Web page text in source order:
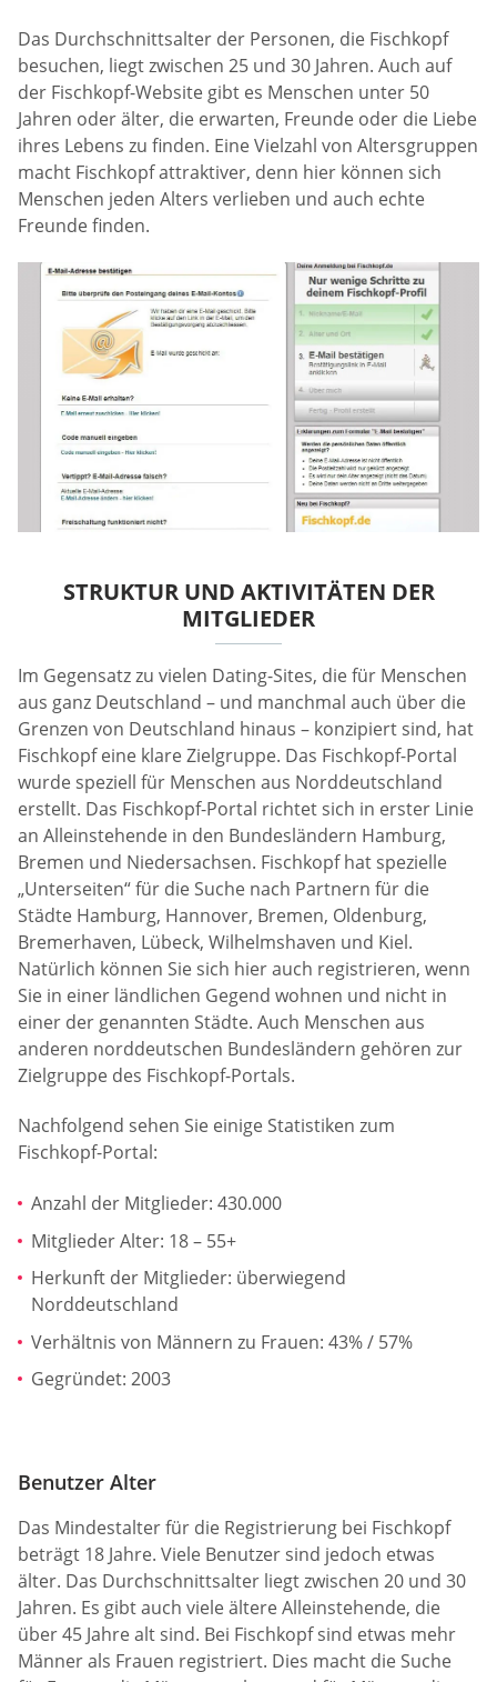
Das Durchschnittsalter der Personen, die Fischkopf
besuchen, liegt zwischen 25 und 30 Jahren. Auch auf
der Fischkopf-Website gibt es Menschen unter 50
Jahren oder älter, die erwarten, Freunde oder die Liebe
ihres Lebens zu finden. Eine Vielzahl von Altersgruppen
macht Fischkopf attraktiver, denn hier können sich
Menschen jeden Alters verlieben und auch echte
Freunde finden.
STRUKTUR UND AKTIVITÄTEN DER
MITGLIEDER
Im Gegensatz zu vielen Dating-Sites, die für Menschen
aus ganz Deutschland – und manchmal auch über die
Grenzen von Deutschland hinaus – konzipiert sind, hat
Fischkopf eine klare Zielgruppe. Das Fischkopf-Portal
wurde speziell für Menschen aus Norddeutschland
erstellt. Das Fischkopf-Portal richtet sich in erster Linie
an Alleinstehende in den Bundesländern Hamburg,
Bremen und Niedersachsen. Fischkopf hat spezielle
„Unterseiten“ für die Suche nach Partnern für die
Städte Hamburg, Hannover, Bremen, Oldenburg,
Bremerhaven, Lübeck, Wilhelmshaven und Kiel.
Natürlich können Sie sich hier auch registrieren, wenn
Sie in einer ländlichen Gegend wohnen und nicht in
einer der genannten Städte. Auch Menschen aus
anderen norddeutschen Bundesländern gehören zur
Zielgruppe des Fischkopf-Portals.
Nachfolgend sehen Sie einige Statistiken zum
Fischkopf-Portal:
Anzahl der Mitglieder: 430.000
Mitglieder Alter: 18 – 55+
Herkunft der Mitglieder: überwiegend
Norddeutschland
Verhältnis von Männern zu Frauen: 43% / 57%
Gegründet: 2003
Benutzer Alter
Das Mindestalter für die Registrierung bei Fischkopf
beträgt 18 Jahre. Viele Benutzer sind jedoch etwas
älter. Das Durchschnittsalter liegt zwischen 20 und 30
Jahren. Es gibt auch viele ältere Alleinstehende, die
über 45 Jahre alt sind. Bei Fischkopf sind etwas mehr
Männer als Frauen registriert. Dies macht die Suche